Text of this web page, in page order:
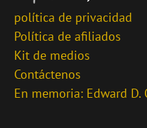
política de privacidad
Política de afiliados
Kit de medios
Contáctenos
En memoria: Edward